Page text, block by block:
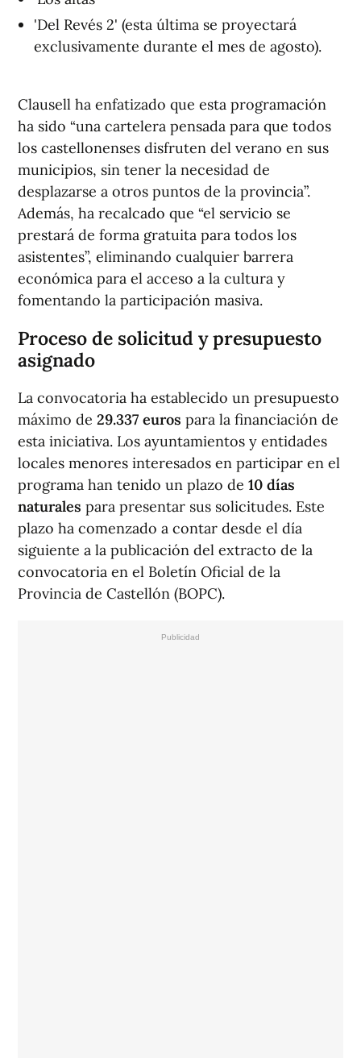
'Del Revés 2' (esta última se proyectará
exclusivamente durante el mes de agosto).
Clausell ha enfatizado que esta programación
ha sido “una cartelera pensada para que todos
los castellonenses disfruten del verano en sus
municipios, sin tener la necesidad de
desplazarse a otros puntos de la provincia”.
Además, ha recalcado que “el servicio se
prestará de forma gratuita para todos los
asistentes”, eliminando cualquier barrera
económica para el acceso a la cultura y
fomentando la participación masiva.
Proceso de solicitud y presupuesto
asignado
La convocatoria ha establecido un presupuesto
máximo de 29.337 euros para la financiación de
esta iniciativa. Los ayuntamientos y entidades
locales menores interesados en participar en el
programa han tenido un plazo de 10 días
naturales para presentar sus solicitudes. Este
plazo ha comenzado a contar desde el día
siguiente a la publicación del extracto de la
convocatoria en el Boletín Oficial de la
Provincia de Castellón (BOPC).